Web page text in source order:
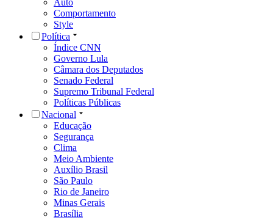
Auto
Comportamento
Style
Política
Índice CNN
Governo Lula
Câmara dos Deputados
Senado Federal
Supremo Tribunal Federal
Políticas Públicas
Nacional
Educação
Segurança
Clima
Meio Ambiente
Auxílio Brasil
São Paulo
Rio de Janeiro
Minas Gerais
Brasília